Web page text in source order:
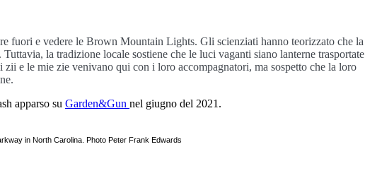
fuori e vedere le Brown Mountain Lights. Gli scienziati hanno teorizzato che la
la tradizione locale sostiene che le luci vaganti siano lanterne trasportate
e le mie zie venivano qui con i loro accompagnatori, ma sospetto che la loro
apparso su Garden&Gun nel giugno del 2021.
in North Carolina. Photo Peter Frank Edwards